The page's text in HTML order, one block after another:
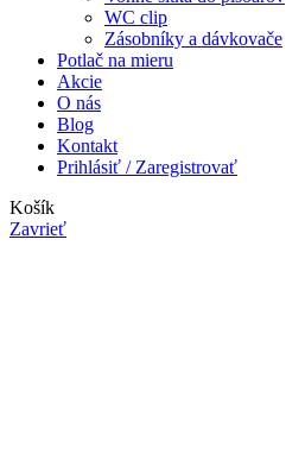
WC clip
Zásobníky a dávkovače
Potlač na mieru
Akcie
O nás
Blog
Kontakt
Prihlásiť / Zaregistrovať
Košík
Zavrieť